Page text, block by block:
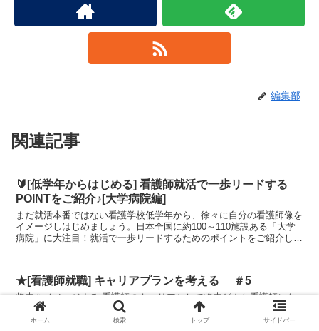
編集部
関連記事
🔰[低学年からはじめる] 看護師就活で一歩リードする
POINTをご紹介♪[大学病院編]
まだ就活本番ではない看護学校低学年から、徐々に自分の看護師像を
イメージしはじめましょう。日本全国に約100～110施設ある「大学
病院」に大注目！就活で一歩リードするためのポイントをご紹介しま
★[看護師就職] キャリアプランを考える ＃5
将来をイメージする 看護師のキャリアとして将来どんな看護師にな
りたいかをイメージしましょう。看護職として活躍できる場はさまざ
まな領域へと広がっています。その上で、将来のキャリアプランをイ
ホーム 検索 トップ サイドバー